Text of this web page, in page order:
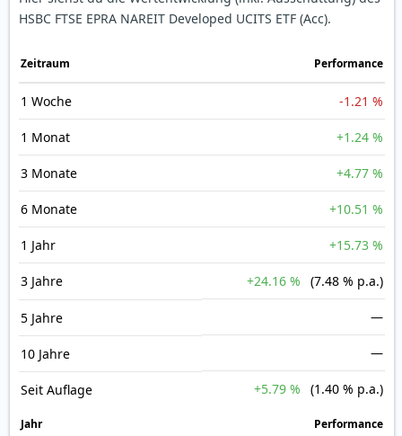
HSBC FTSE EPRA NAREIT Developed UCITS ETF (Acc).
Zeit­raum Perfor­mance
1 Woche -1.21 %
1 Monat +1.24 %
3 Monate +4.77 %
6 Monate +10.51 %
1 Jahr +15.73 %
3 Jahre +24.16 % (7.48 % p.a.)
5 Jahre —
10 Jahre —
Seit Auflage +5.79 % (1.40 % p.a.)
Jahr Perfor­mance